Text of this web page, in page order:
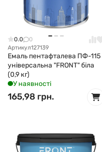
0.0
0
Артикул127139
Емаль пентафталева ПФ-115
універсальна "FRONT" біла
(0,9 кг)
У наявності
165,98 грн.